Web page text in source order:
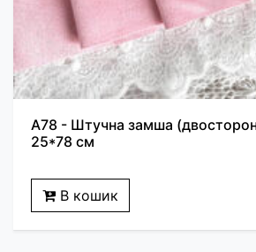
A78 - Штучна замша
25*78 см
В кошик